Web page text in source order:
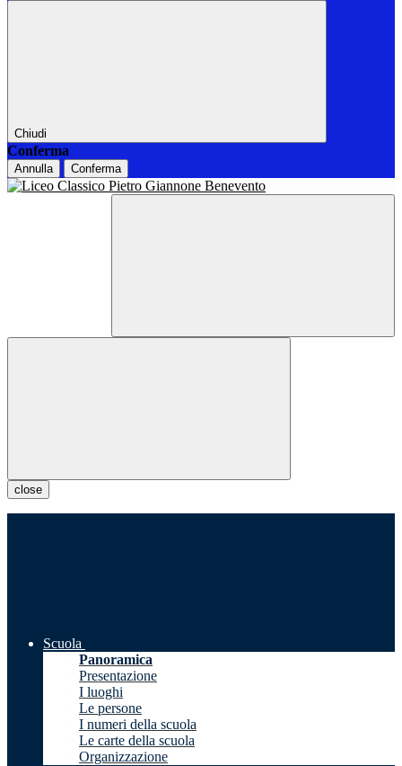
Chiudi
Conferma
Annulla Conferma
close
Scuola
Panoramica
Presentazione
I luoghi
Le persone
I numeri della scuola
Le carte della scuola
Organizzazione